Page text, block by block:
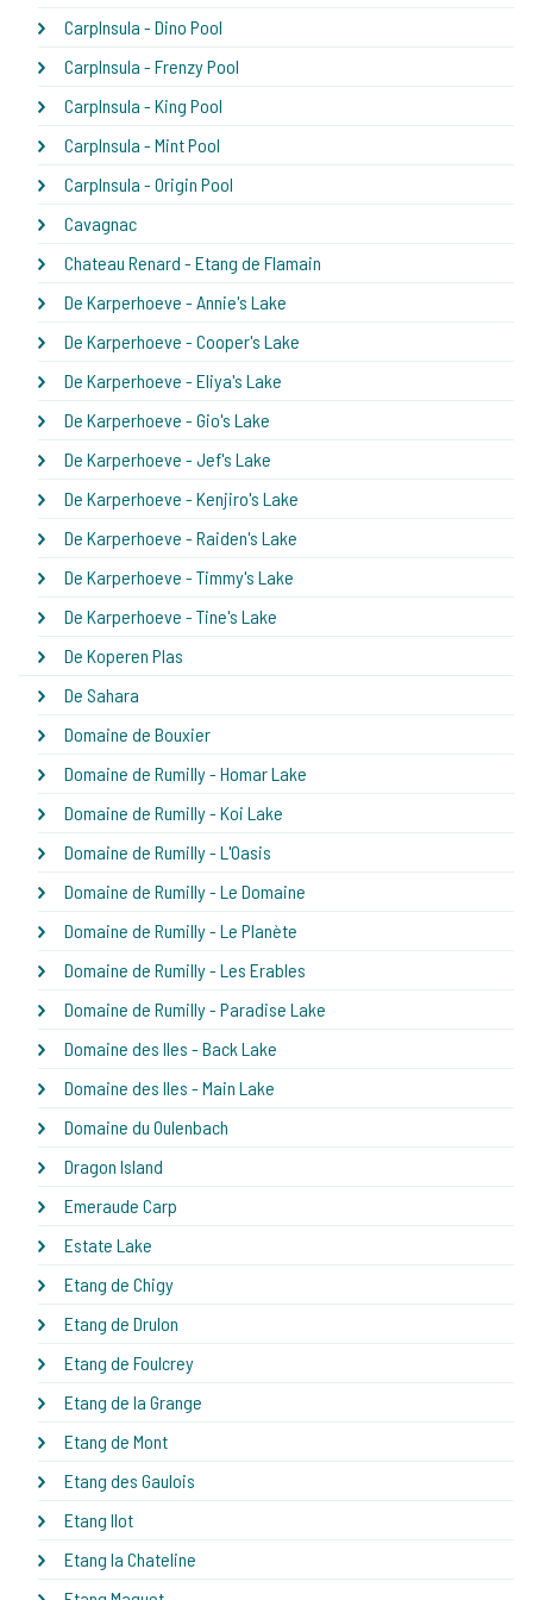
CarpInsula - Dino Pool
CarpInsula - Frenzy Pool
CarpInsula - King Pool
CarpInsula - Mint Pool
CarpInsula - Origin Pool
Cavagnac
Chateau Renard - Etang de Flamain
De Karperhoeve - Annie's Lake
De Karperhoeve - Cooper's Lake
De Karperhoeve - Eliya's Lake
De Karperhoeve - Gio's Lake
De Karperhoeve - Jef's Lake
De Karperhoeve - Kenjiro's Lake
De Karperhoeve - Raiden's Lake
De Karperhoeve - Timmy's Lake
De Karperhoeve - Tine's Lake
De Koperen Plas
De Sahara
Domaine de Bouxier
Domaine de Rumilly - Homar Lake
Domaine de Rumilly - Koi Lake
Domaine de Rumilly - L'Oasis
Domaine de Rumilly - Le Domaine
Domaine de Rumilly - Le Planète
Domaine de Rumilly - Les Erables
Domaine de Rumilly - Paradise Lake
Domaine des Iles - Back Lake
Domaine des Iles - Main Lake
Domaine du Oulenbach
Dragon Island
Emeraude Carp
Estate Lake
Etang de Chigy
Etang de Drulon
Etang de Foulcrey
Etang de la Grange
Etang de Mont
Etang des Gaulois
Etang Ilot
Etang la Chateline